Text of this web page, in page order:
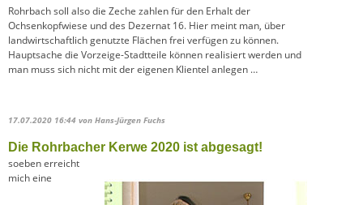
Rohrbach soll also die Zeche zahlen für den Erhalt der
Ochsenkopfwiese und des Dezernat 16. Hier meint man, über
landwirtschaftlich genutzte Flächen frei verfügen zu können.
Hauptsache die Vorzeige-Stadtteile können realisiert werden und
man muss sich nicht mit der eigenen Klientel anlegen …
17.07.2020 16:44 von Hans-Jürgen Fuchs
Die Rohrbacher Kerwe 2020 ist abgesagt!
soeben erreicht
mich eine